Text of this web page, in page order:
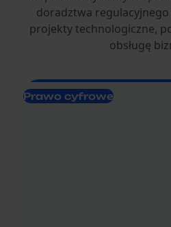
doradztwa
projekty technologiczne,
obsługę
Prawo cyfrowe